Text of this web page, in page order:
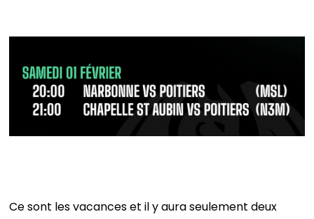
Ce sont les vacances et il y aura seulement deux